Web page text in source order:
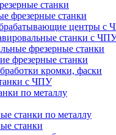
станки
фрезерные станки
центры с
станки с
фрезерные станки
фрезерные станки
кромки, фаски
с ЧПУ
по металлу
станки по металлу
станки